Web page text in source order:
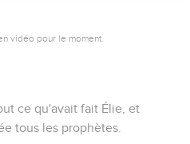
vidéo pour le moment.
ce qu'avait fait Élie, et
tous les prophètes.